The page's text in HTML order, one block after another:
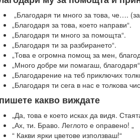
„Благодаря ти много за това, че….
„Благодаря за това, което направи“.
„Благодаря ти много за помощта“.
„Благодаря ти за разбирането“.
„Това е огромна помощ за мен,
„Много добре ми помагаш, благодаря“
„Благодарение на теб приключих
„Благодаря ти сега в нас е толкова
какво виждате
„Да, това е което исках да видя.
„Ах, ти. Браво. Леглото е оправено! „
“ Какви ярки цветове използваш!“